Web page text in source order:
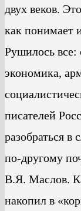
двух веков.
как понимает
Рушилось все:
экономика,
писателей
разобраться
по-другому
В.Я. Маслов.
накопил в